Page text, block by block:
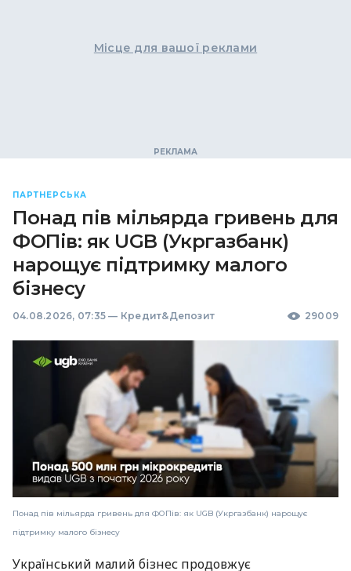
Місце для вашої реклами
ПАРТНЕРСЬКА
Понад пів мільярда гривень для
ФОПів: як UGB (Укргазбанк)
нарощує підтримку малого
бізнесу
04.08.2026, 07:35 — Кредит&Депозит 29009
Понад пів мільярда гривень для ФОПів: як UGB (Укргазбанк) нарощує
підтримку малого бізнесу
Український малий бізнес продовжує